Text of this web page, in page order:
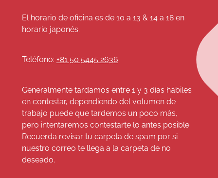
El horario de oficina es de 10 a 13 & 14 a 18 en
horario japonés.
Teléfono: +81 50 5445 2636
Generalmente tardamos entre 1 y 3 días hábiles
en contestar, dependiendo del volumen de
trabajo puede que tardemos un poco más,
pero intentaremos contestarte lo antes posible.
Recuerda revisar tu carpeta de spam por si
nuestro correo te llega a la carpeta de no
deseado.